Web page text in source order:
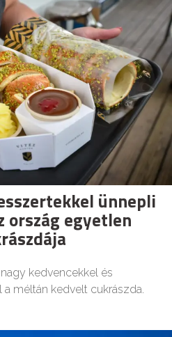
ünnepli
ország egyetlen
kedvencekkel és
méltán kedvelt cukrászda.